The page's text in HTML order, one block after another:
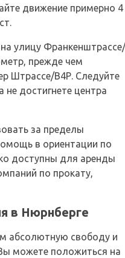
движение примерно 4
улицу Франкенштрассе/
прежде чем
Штрассе/В4Р. Следуйте
достигнете центра
за пределы
в ориентации по
доступны для аренды
по прокату,
в Нюрнберге
абсолютную свободу и
можете положиться на